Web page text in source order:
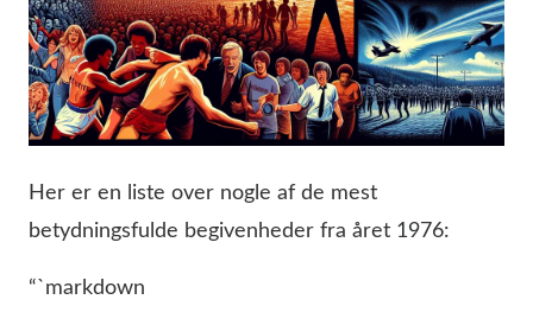
Her er en liste over nogle af de mest
betydningsfulde begivenheder fra året 1976:
“`markdown